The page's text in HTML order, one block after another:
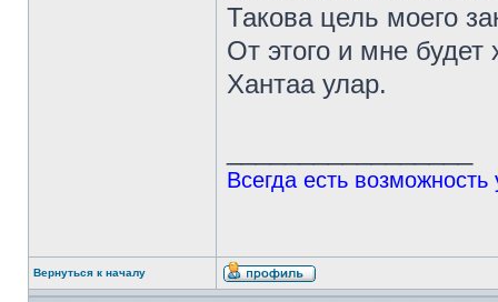
Такова цель моего
От этого и мне будет
Хантаа улар.
Всегда есть
Вернуться к началу